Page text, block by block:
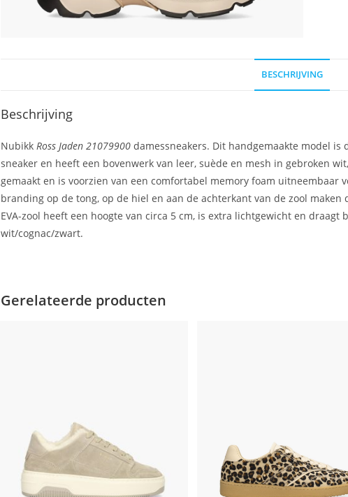
BESCHRIJVING
Beschrijving
Nubikk Ross Jaden 21079900 damessneakers. Dit handgemaakte model is
sneaker en heeft een bovenwerk van leer, suède en mesh in gebroken
gemaakt en is voorzien van een comfortabel memory foam uitneembaar
branding op de tong, op de hiel en aan de achterkant van de zool
EVA-zool heeft een hoogte van circa 5 cm, is extra lichtgewicht en
wit/cognac/zwart.
Gerelateerde producten